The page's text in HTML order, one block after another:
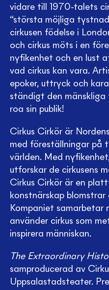
vidare till 1970-talets
“största möjliga
cirkusen födelse i
och cirkus möts i en
nyfikenhet och en lust
vad cirkus kan vara.
epoker, uttryck och
ständigt den
roa sin publik!
Cirkus Cirkör är
med föreställningar på
världen. Med
utforskar de cirkusens
Cirkus Cirkör är en
konstnärskap blomstrar
Kompaniet samarbetar
använder cirkus som
inspirera människan.
The Extraordinary
samproducerad av
Uppsalastadsteater.